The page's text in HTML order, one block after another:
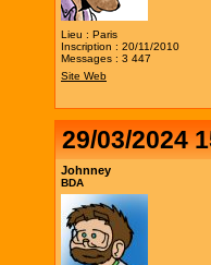
Lieu : Paris
Inscription : 20/11/2010
Messages : 3 447
Site Web
29/03/2024
Johnney
BDA